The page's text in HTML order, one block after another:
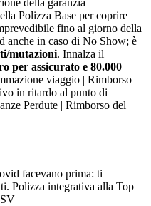
della garanzia
Polizza Base per coprire
fino al giorno della
anche in caso di No Show; è
mutazioni. Innalza il
per assicurato e 80.000
viaggio | Rimborso
in ritardo al punto di
Perdute | Rimborso del
facevano prima: ti
Polizza integrativa alla Top